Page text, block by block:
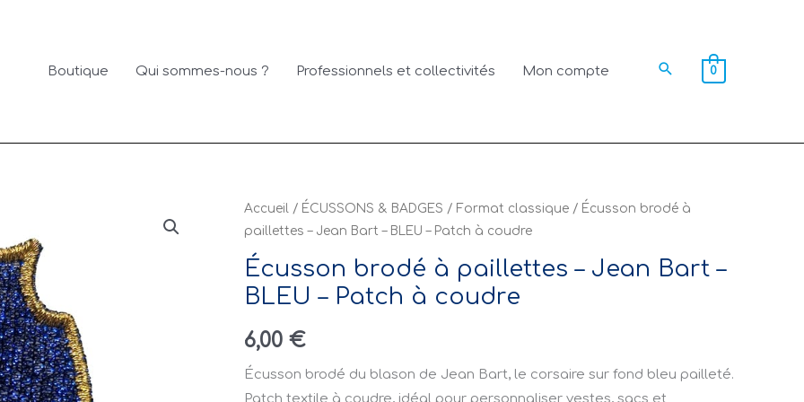
Boutique Qui sommes-nous ? Professionnels et collectivités Mon compte Rechercher
0
Accueil / ÉCUSSONS & BADGES / Format classique / Écusson brodé à
paillettes – Jean Bart – BLEU – Patch à coudre
Écusson brodé à paillettes – Jean Bart –
BLEU – Patch à coudre
6,00 €
Écusson brodé du blason de Jean Bart, le corsaire sur fond bleu pailleté.
quantité
de
Écusson
brodé
à
paillettes
Jean